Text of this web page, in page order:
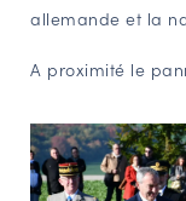
allemande et la
A proximité le